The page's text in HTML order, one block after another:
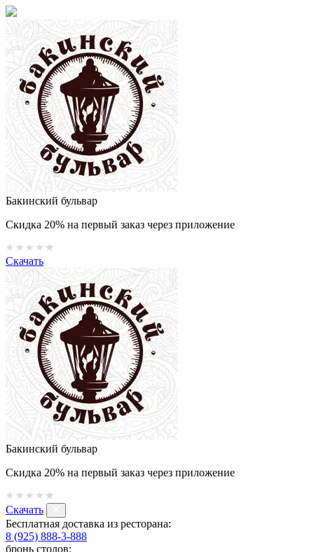
Бакинский бульвар
Скидка 20% на первый заказ через приложение
Скачать
Бакинский бульвар
Скидка 20% на первый заказ через приложение
Скачать
Бесплатная доставка из ресторана:
8 (925) 888-3-888
бронь столов: